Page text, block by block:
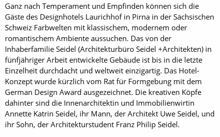
Ganz nach Temperament und Empfinden können sich die
Gäste des Designhotels Laurichhof in Pirna in der Sächsischen
Schweiz Farbwelten mit klassischem, modernem oder
romantischem Ambiente aussuchen. Das von der
Inhaberfamilie Seidel (Architekturbüro Seidel +Architekten) in
fünfjähriger Arbeit entwickelte Gebäude ist bis in die letzte
Einzelheit durchdacht und weltweit einzigartig. Das Hotel-
Konzept wurde kürzlich vom Rat für Formgebung mit dem
German Design Award ausgezeichnet. Die kreativen Köpfe
dahinter sind die Innenarchitektin und Immobilienwirtin
Annette Katrin Seidel, ihr Mann, der Architekt Uwe Seidel, und
ihr Sohn, der Architekturstudent Franz Philip Seidel.